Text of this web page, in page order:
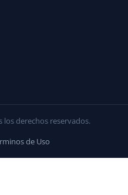
derechos reservados.
de Uso